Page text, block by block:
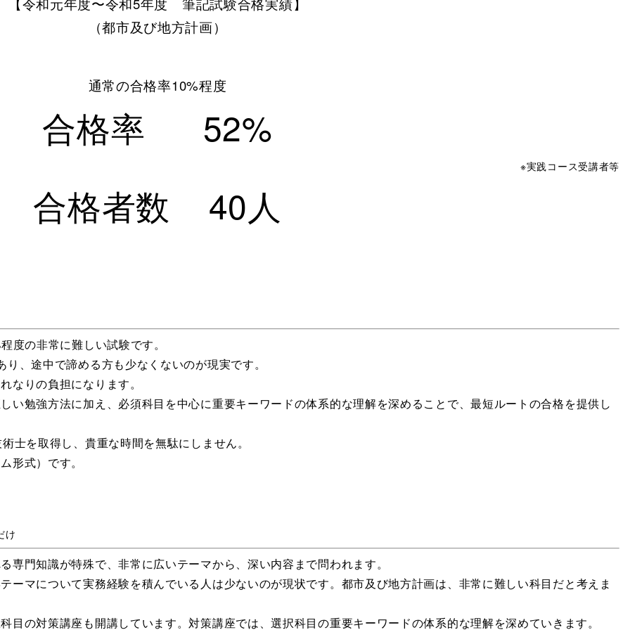
（都市及び地方計画）
通常の合格率10%程度
合格率 52%
※実践コース受講者等
合格者数 40人
度の非常に難しい試験です。
り、途中で諦める方も少なくないのが現実です。
なりの負担になります。
い勉強方法に加え、必須科目を中心に重要キーワードの体系的な理解を深めることで、最短ルートの合格を提供し
士を取得し、貴重な時間を無駄にしません。
形式） です。
け
専門知識が特殊で、非常に広いテーマから、深い内容まで問われます。
ーマについて実務経験を積んでいる人は少ないのが現状です。都市及び地方計画は、 非常に難しい科目だと考えま
目の対策講座も開講しています。対策講座では、選択科目の重要キーワードの体系的な理解を深めていきます。